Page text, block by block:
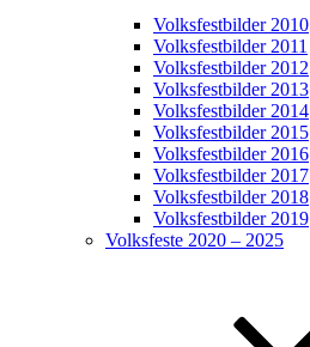
Volksfestbilder 2010
Volksfestbilder 2011
Volksfestbilder 2012
Volksfestbilder 2013
Volksfestbilder 2014
Volksfestbilder 2015
Volksfestbilder 2016
Volksfestbilder 2017
Volksfestbilder 2018
Volksfestbilder 2019
Volksfeste 2020 – 2025